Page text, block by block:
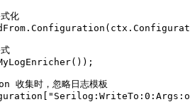
化
收集时，忽略日志模板